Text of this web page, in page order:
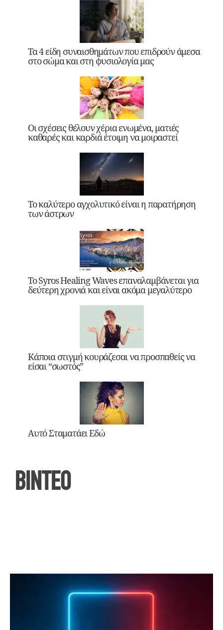
Τα 4 είδη συναισθημάτων που επιδρούν άμεσα
στο σώμα και στη φυσιολογία μας
Οι σχέσεις θέλουν χέρια ενωμένα, ματιές
καθαρές και καρδιά έτοιμη να μοιραστεί
Το καλύτερο αγχολυτικό είναι η παρατήρηση
των άστρων
Το Syros Healing Waves επαναλαμβάνεται για
δεύτερη χρονιά και είναι ακόμα μεγαλύτερο
Κάποια στιγμή κουράζεσαι να προσπαθείς να
είσαι “σωστός”
Αυτό Σταματάει Εδώ
ΒΙΝΤΕΟ